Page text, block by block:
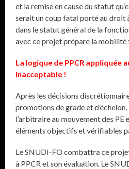
et la remise en cause du statut
serait un coup fatal porté au droit
dans le statut général de la
avec ce projet prépare la
La logique de PPCR appliquée
inacceptable !
Après les décisions
promotions de grade et
l’arbitraire au mouvement des PE
éléments objectifs et vérifiables
Le SNUDI-FO combattra ce
à PPCR et son évaluation. Le